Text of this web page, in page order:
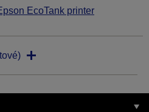
EcoTank printer